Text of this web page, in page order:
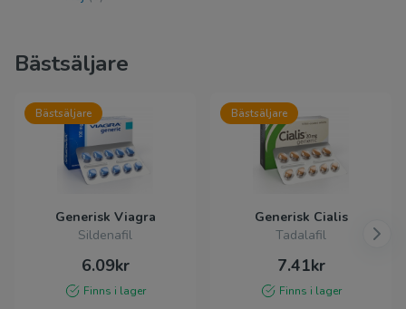
Bästsäljare
Bästsäljare
Generisk Viagra
Sildenafil
6.09kr
Finns i lager
Bästsäljare
Generisk Cialis
Tadalafil
7.41kr
Finns i lager